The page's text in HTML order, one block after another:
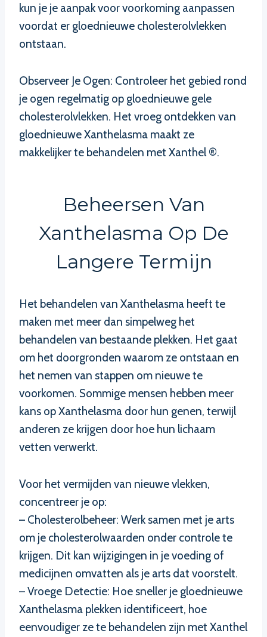
kun je je aanpak voor voorkoming aanpassen
voordat er gloednieuwe cholesterolvlekken
ontstaan.
Observeer Je Ogen: Controleer het gebied rond
je ogen regelmatig op gloednieuwe gele
cholesterolvlekken. Het vroeg ontdekken van
gloednieuwe Xanthelasma maakt ze
makkelijker te behandelen met Xanthel ®.
Beheersen Van
Xanthelasma Op De
Langere Termijn
Het behandelen van Xanthelasma heeft te
maken met meer dan simpelweg het
behandelen van bestaande plekken. Het gaat
om het doorgronden waarom ze ontstaan en
het nemen van stappen om nieuwe te
voorkomen. Sommige mensen hebben meer
kans op Xanthelasma door hun genen, terwijl
anderen ze krijgen door hoe hun lichaam
vetten verwerkt.
Voor het vermijden van nieuwe vlekken,
concentreer je op:
– Cholesterolbeheer: Werk samen met je arts
om je cholesterolwaarden onder controle te
krijgen. Dit kan wijzigingen in je voeding of
medicijnen omvatten als je arts dat voorstelt.
– Vroege Detectie: Hoe sneller je gloednieuwe
Xanthelasma plekken identificeert, hoe
eenvoudiger ze te behandelen zijn met Xanthel